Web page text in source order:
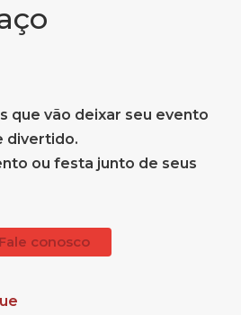
que vão deixar seu evento
divertido.
ou festa junto de seus
Fale conosco